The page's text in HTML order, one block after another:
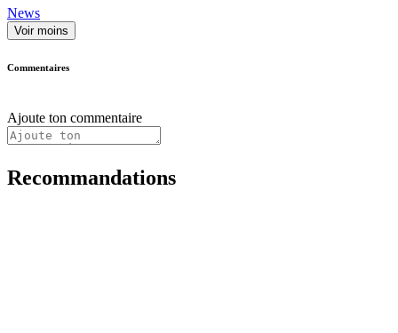
News
Voir moins
Commentaires
Ajoute ton commentaire
Recommandations